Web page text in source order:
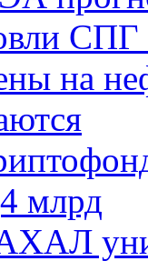
СПГ
на
млрд